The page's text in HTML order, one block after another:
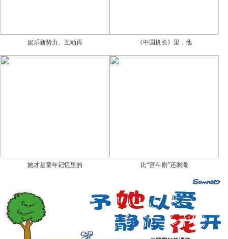
娱乐新势力、互动再 《中国机长》里，他
她才是童年记忆里的 比“宫斗剧”还刺激